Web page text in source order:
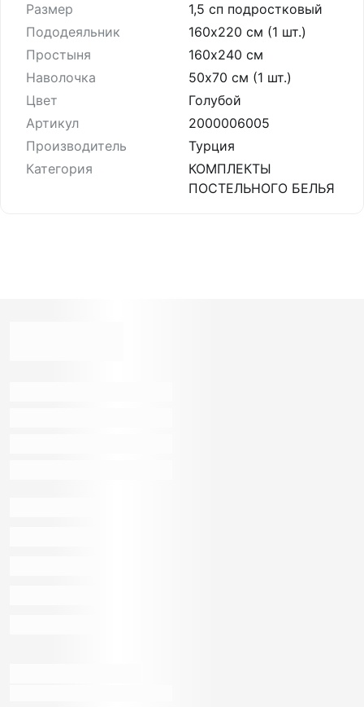
Размер
1,5 сп подростковый
Пододеяльник
160х220 см (1 шт.)
Простыня
160х240 см
Наволочка
50х70 см (1 шт.)
Цвет
Голубой
Артикул
2000006005
Производитель
Турция
Категория
КОМПЛЕКТЫ
ПОСТЕЛЬНОГО БЕЛЬЯ